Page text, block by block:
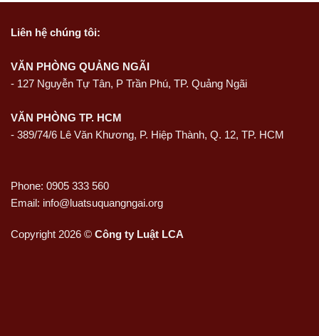
Liên hệ chúng tôi:
VĂN PHÒNG QUẢNG NGÃI
- 127 Nguyễn Tự Tân, P Trần Phú, TP. Quảng Ngãi
VĂN PHÒNG TP. HCM
- 389/74/6 Lê Văn Khương, P. Hiệp Thành, Q. 12, TP. HCM
Phone: 0905 333 560
Email: info@luatsuquangngai.org
Copyright 2026 © Công ty Luật LCA